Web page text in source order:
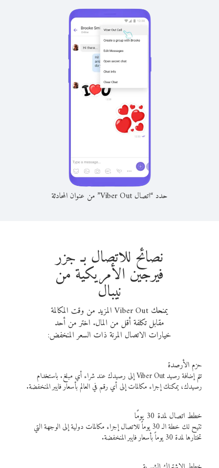
حدد “اتصال Viber Out” من عنوان المحادثة
نصائح للاتصال بـ جزر
فيرجين الأمريكية من
نيبال
يمنحك Viber Out المزيد من وقت المكالمة
مقابل تكلفة أقل من المال. اختر من أحد
خيارات الاتصال المرنة ذات السعر المنخفض:
حزم الأرصدة
تتم إضافة رصيد Viber Out إلى رصيدك عند شراء أي مبلغ. باستخدام
رصيدك، يمكنك إجراء مكالمات إلى أي رقم في العالم بأسعار فايبر المنخفضة.
خطط اتصال لمدة 30 يومًا
تتيح لك خطة الـ 30 يوماً للاتصال إجراء مكالمات دولية إلى الوجهة التي
تختارها لمدة 30 يوماً بأسعار فايبر المنخفضة.